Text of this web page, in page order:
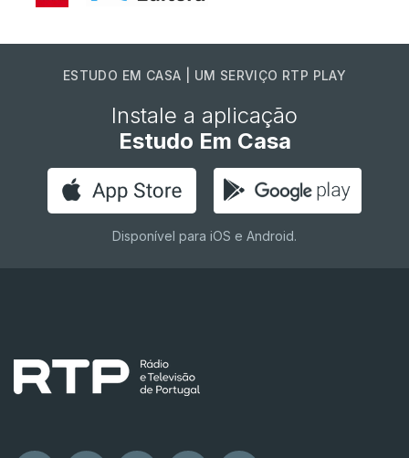
ESTUDO EM CASA | UM SERVIÇO RTP PLAY
Instale a aplicação
Estudo Em Casa
Disponível para iOS e Android.